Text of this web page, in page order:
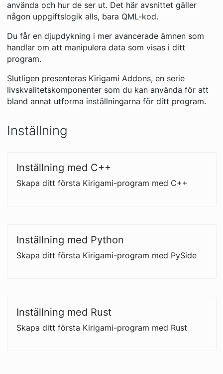
använda och hur de ser ut. Det här avsnittet gäller
någon uppgiftslogik alls, bara QML-kod.
Du får en djupdykning i mer avancerade ämnen som
handlar om att manipulera data som visas i ditt
program.
Slutligen presenteras Kirigami Addons, en serie
livskvalitetskomponenter som du kan använda för att
bland annat utforma inställningarna för ditt program.
Inställning
Inställning med C++
Skapa ditt första Kirigami-program med C++
Inställning med Python
Skapa ditt första Kirigami-program med PySide
Inställning med Rust
Skapa ditt första Kirigami-program med Rust